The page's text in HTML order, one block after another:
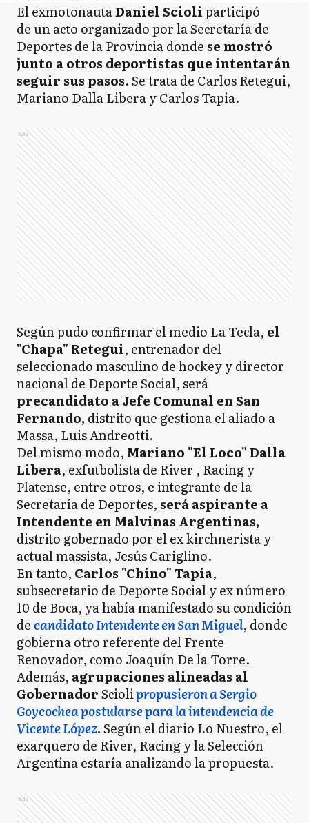
El exmotonautaDaniel Scioliparticipó
de un acto organizado por la Secretaría de
Deportes de la Provincia donde se mostró
junto a otros deportistas que intentarán
seguir sus pasos. Se trata de Carlos Retegui,
Mariano Dalla Libera y Carlos Tapia.
Ads
Según pudo confirmar el medio La Tecla, el
"Chapa" Retegui, entrenador del
seleccionado masculino de hockey y director
nacional de Deporte Social, será
precandidato a Jefe Comunal en San
Fernando, distrito que gestiona el aliado a
Massa, Luis Andreotti.
Del mismo modo, Mariano "El Loco" Dalla
Libera, exfutbolista de River , Racing y
Platense, entre otros, e integrante de la
Secretaría de Deportes, será aspirante a
Intendente en Malvinas Argentinas,
distrito gobernado por el ex kirchnerista y
actual massista, Jesús Cariglino.
En tanto, Carlos "Chino" Tapia,
subsecretario de Deporte Social y ex número
10 de Boca, ya había manifestado su condición
decandidato Intendente en San Miguel, donde
gobierna otro referente del Frente
Renovador, como Joaquín De la Torre.
Además, agrupaciones alineadas al
GobernadorSciolipropusieron a Sergio
Goycochea postularse para la intendencia de
Vicente López.Según el diario Lo Nuestro, el
exarquero de River, Racing y la Selección
Argentina estaría analizando la propuesta.
Ads